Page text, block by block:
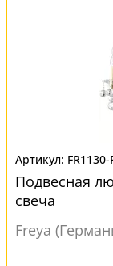
Подвесная
свеча
Freya